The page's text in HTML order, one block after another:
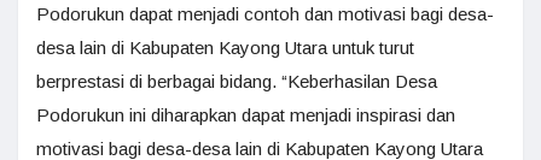
Podorukun dapat menjadi contoh dan motivasi bagi desa-
desa lain di Kabupaten Kayong Utara untuk turut
berprestasi di berbagai bidang. “Keberhasilan Desa
Podorukun ini diharapkan dapat menjadi inspirasi dan
motivasi bagi desa-desa lain di Kabupaten Kayong Utara